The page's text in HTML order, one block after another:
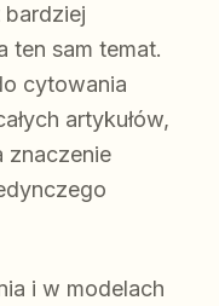
ten sam temat.
cytowania
artykułów,
znaczenie
i w modelach